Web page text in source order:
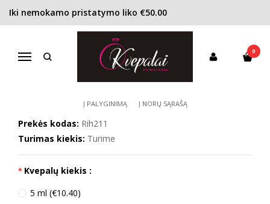
Iki nemokamo pristatymo liko €50.00
Navigacija
0
Pagrindinis KONCENTRACIJA
Kvapusis vanduo (EDP)
Rihanna Crush EDP moterims
RIHANNA CRUSH EDP MOTERIMS
Į PALYGINIMĄ Į NORŲ SĄRAŠĄ
Prekės kodas: Rih211
Turimas kiekis: Turime
Kvepalų kiekis :
5 ml (€10.40)